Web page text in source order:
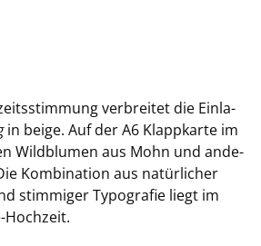
ver­brei­tet die Ein­la­
in beige. Auf der A6 Klapp­kar­te im
Wild­blu­men aus Mohn und an­de­
Kom­bi­na­ti­on aus na­tür­li­cher
stim­mi­ger Ty­po­gra­fie liegt im
​Hochzeit.